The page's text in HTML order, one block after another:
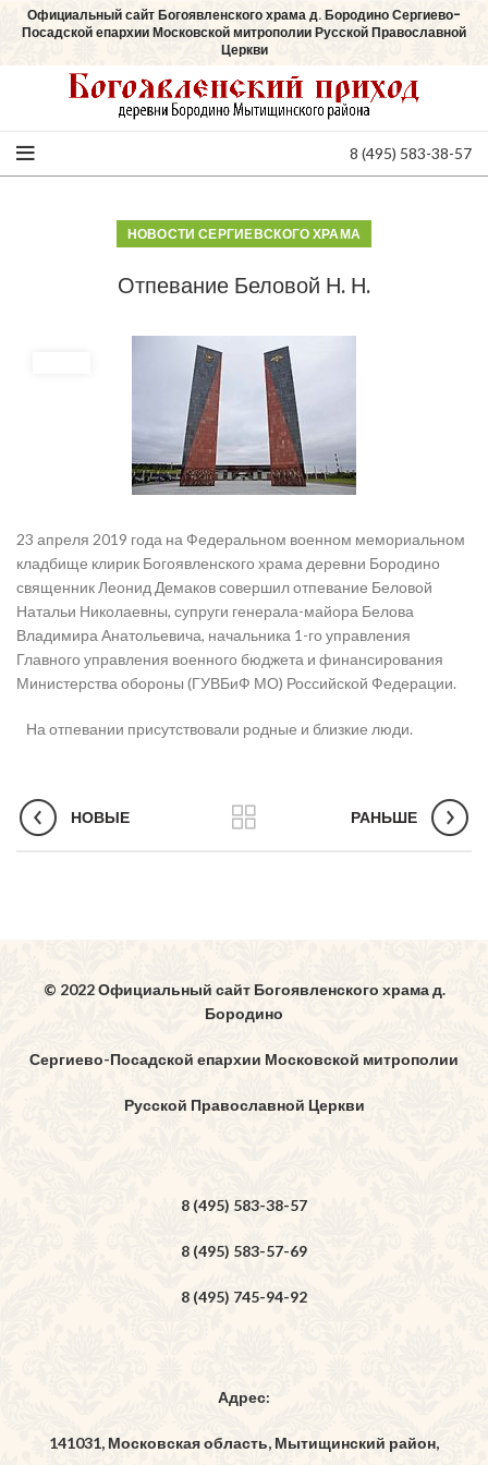
Официальный сайт Богоявленского храма д. Бородино Сергиево-
Посадской епархии Московской митрополии Русской Православной
Церкви
8 (495) 583-38-57
НОВОСТИ СЕРГИЕВСКОГО ХРАМА
Отпевание Беловой Н. Н.
23 апреля 2019 года на Федеральном военном мемориальном
кладбище клирик Богоявленского храма деревни Бородино
священник Леонид Демаков совершил отпевание Беловой
Натальи Николаевны, супруги генерала-майора Белова
Владимира Анатольевича, начальника 1-го управления
Главного управления военного бюджета и финансирования
Министерства обороны (ГУВБиФ МО) Российской Федерации.
На отпевании присутствовали родные и близкие люди.
НОВЫЕ РАНЬШЕ
© 2022 Официальный сайт Богоявленского храма д.
Бородино
Сергиево-Посадской епархии Московской митрополии
Русской Православной Церкви
8 (495) 583-38-57
8 (495) 583-57-69
8 (495) 745-94-92
Адрес:
141031, Московская область, Мытищинский район,